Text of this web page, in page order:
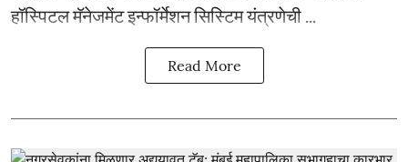
हॉस्पिटल मॅनेजमेंट इन्फॉर्मेशन सिस्टिम यंत्रणेची ...
Read More